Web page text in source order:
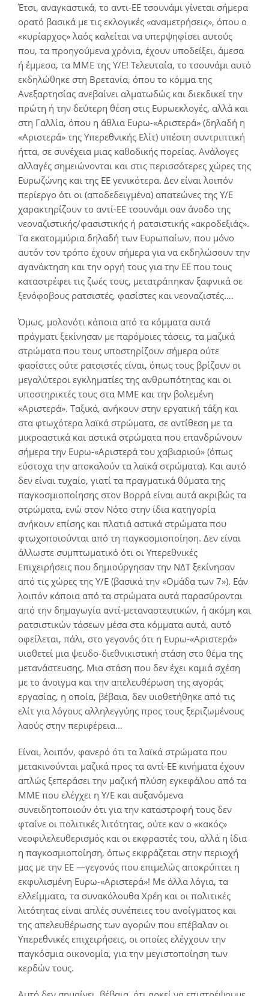
Έτσι, αναγκαστικά, το αντι-ΕΕ τσουνάμι γίνεται σήμερα
ορατό βασικά με τις εκλογικές «αναμετρήσεις», όπου ο
«κυρίαρχος» λαός καλείται να υπερψηφίσει αυτούς
που, τα προηγούμενα χρόνια, έχουν υποδείξει, άμεσα
ή έμμεσα, τα ΜΜΕ της Υ/Ε! Τελευταία, το τσουνάμι αυτό
εκδηλώθηκε στη Βρετανία, όπου το κόμμα της
Ανεξαρτησίας ανεβαίνει αλματωδώς και διεκδικεί την
πρώτη ή την δεύτερη θέση στις Ευρωεκλογές, αλλά και
στη Γαλλία, όπου η άθλια Ευρω-«Αριστερά» (δηλαδή η
«Αριστερά» της Υπερεθνικής Ελίτ) υπέστη συντριπτική
ήττα, σε συνέχεια μιας καθοδικής πορείας. Ανάλογες
αλλαγές σημειώνονται και στις περισσότερες χώρες της
Ευρωζώνης και της ΕΕ γενικότερα. Δεν είναι λοιπόν
περίεργο ότι οι (αποδεδειγμένα) απατεώνες της Υ/Ε
χαρακτηρίζουν το αντί-ΕΕ τσουνάμι σαν άνοδο της
νεοναζιστικής/φασιστικής ή ρατσιστικής «ακροδεξιάς».
Τα εκατομμύρια δηλαδή των Ευρωπαίων, που μόνο
αυτόν τον τρόπο έχουν σήμερα για να εκδηλώσουν την
αγανάκτηση και την οργή τους για την ΕΕ που τους
καταστρέφει τις ζωές τους, μετατράπηκαν ξαφνικά σε
ξενόφοβους ρατσιστές, φασίστες και νεοναζιστές….
Όμως, μολονότι κάποια από τα κόμματα αυτά
πράγματι ξεκίνησαν με παρόμοιες τάσεις, τα μαζικά
στρώματα που τους υποστηρίζουν σήμερα ούτε
φασίστες ούτε ρατσιστές είναι, όπως τους βρίζουν οι
μεγαλύτεροι εγκληματίες της ανθρωπότητας και οι
υποστηρικτές τους στα ΜΜΕ και την βολεμένη
«Αριστερά». Ταξικά, ανήκουν στην εργατική τάξη και
στα φτωχότερα λαϊκά στρώματα, σε αντίθεση με τα
μικροαστικά και αστικά στρώματα που επανδρώνουν
σήμερα την Ευρω-«Αριστερά του χαβιαριού» (όπως
εύστοχα την αποκαλούν τα λαϊκά στρώματα). Και αυτό
δεν είναι τυχαίο, γιατί τα πραγματικά θύματα της
παγκοσμιοποίησης στον Βορρά είναι αυτά ακριβώς τα
στρώματα, ενώ στον Νότο στην ίδια κατηγορία
ανήκουν επίσης και πλατιά αστικά στρώματα που
φτωχοποιούνται από τη παγκοσμιοποίηση. Δεν είναι
άλλωστε συμπτωματικό ότι οι Υπερεθνικές
Επιχειρήσεις που δημιούργησαν την ΝΔΤ ξεκίνησαν
από τις χώρες της Υ/Ε (βασικά την «Ομάδα των 7»). Εάν
λοιπόν κάποια από τα στρώματα αυτά παρασύρονται
από την δημαγωγία αντί-μεταναστευτικών, ή ακόμη και
ρατσιστικών τάσεων μέσα στα κόμματα αυτά, αυτό
οφείλεται, πάλι, στο γεγονός ότι η Ευρω-«Αριστερά»
υιοθετεί μια ψευδο-διεθνικιστική στάση στο θέμα της
μετανάστευσης. Μια στάση που δεν έχει καμιά σχέση
με το άνοιγμα και την απελευθέρωση της αγοράς
εργασίας, η οποία, βέβαια, δεν υιοθετήθηκε από τις
ελίτ για λόγους αλληλεγγύης προς τους ξεριζωμένους
λαούς στην περιφέρεια…
Είναι, λοιπόν, φανερό ότι τα λαϊκά στρώματα που
μετακινούνται μαζικά προς τα αντί-ΕΕ κινήματα έχουν
απλώς ξεπεράσει την μαζική πλύση εγκεφάλου από τα
ΜΜΕ που ελέγχει η Υ/Ε και αυξανόμενα
συνειδητοποιούν ότι για την καταστροφή τους δεν
φταίνε οι πολιτικές λιτότητας, ούτε καν ο «κακός»
νεοφιλελευθερισμός και οι εκφραστές του, αλλά η ίδια
η παγκοσμιοποίηση, όπως εκφράζεται στην περιοχή
μας με την ΕΕ ―γεγονός που επιμελώς αποκρύπτει η
εκφυλισμένη Ευρω-«Αριστερά»! Με άλλα λόγια, τα
ελλείμματα, τα συνακόλουθα Χρέη και οι πολιτικές
λιτότητας είναι απλές συνέπειες του ανοίγματος και
της απελευθέρωσης των αγορών που επέβαλαν οι
Υπερεθνικές επιχειρήσεις, οι οποίες ελέγχουν την
παγκόσμια οικονομία, για την μεγιστοποίηση των
κερδών τους.